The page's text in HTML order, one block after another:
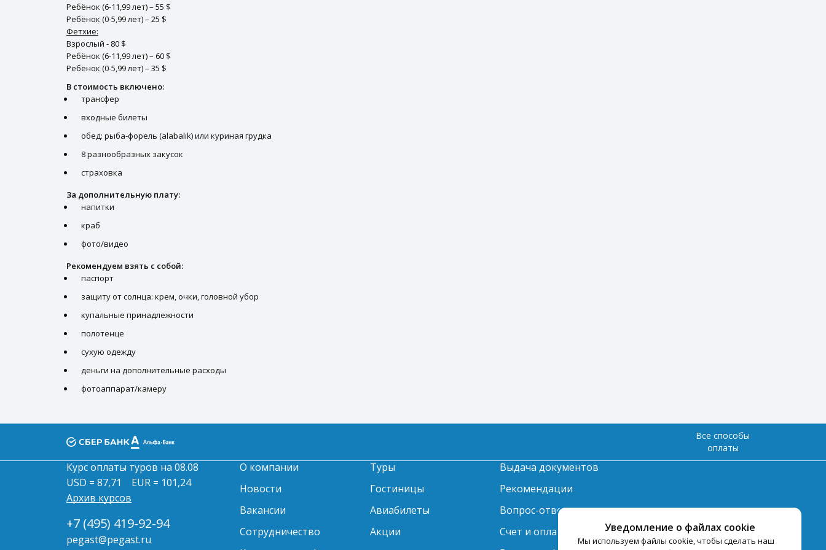
Ребёнок (6-11,99 лет) – 55 $
Ребёнок (0-5,99 лет) – 25 $
Фетхие:
Взрослый - 80 $
Ребёнок (6-11,99 лет) – 60 $
Ребёнок (0-5,99 лет) – 35 $
В стоимость включено:
трансфер
входные билеты
обед: рыба-форель (alabalık) или куриная грудка
8 разнообразных закусок
страховка
За дополнительную плату:
напитки
краб
фото/видео
Рекомендуем взять с собой:
паспорт
защиту от солнца: крем, очки, головной убор
купальные принадлежности
полотенце
сухую одежду
деньги на дополнительные расходы
фотоаппарат/камеру
Уведомление о файлах cookie
Мы используем файлы cookie, чтобы сделать наш
Все способы
оплаты
Курс оплаты туров на 08.08
USD = 87,71
EUR = 101,24
Архив курсов
+7 (495) 419-92-94
pegast@pegast.ru
О компании
Новости
Вакансии
Сотрудничество
Туры
Гостиницы
Авиабилеты
Акции
Выдача документов
Рекомендации
Вопрос-ответ
Счет и оплата